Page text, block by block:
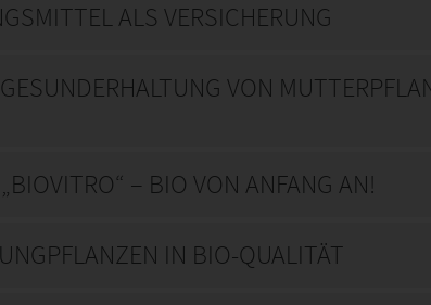
ALS VERSICHERUNG
VON
– BIO VON ANFANG AN!
IN BIO-QUALITÄT